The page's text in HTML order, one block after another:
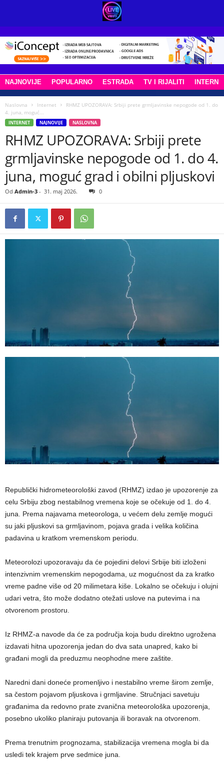
NAJNOVIJE POPULARNO ESTRADA TV I RIJALITI
Naslovna Internet
RHMZ UPOZORAVA: Srbiji prete grmljavinske nepogode od 1. do
4. juna, moguć...
INTERNET NAJNOVIJE NASLOVNA
RHMZ UPOZORAVA: Srbiji prete
grmljavinske nepogode od 1. do 4.
juna, moguć grad i obilni pljuskovi
Od Admin-3 - 31. maj 2026. 0
Republički hidrometeorološki zavod (RHMZ) izdao je upozorenje za
celu Srbiju zbog nestabilnog vremena koje se očekuje od 1. do 4.
juna. Prema najavama meteorologa, u većem delu zemlje mogući
su jaki pljuskovi sa grmljavinom, pojava grada i velika količina
padavina u kratkom vremenskom periodu.
Meteorolozi upozoravaju da će pojedini delovi Srbije biti izloženi
intenzivnim vremenskim nepogodama, uz mogućnost da za kratko
vreme padne više od 20 milimetara kiše. Lokalno se očekuju i olujni
udari vetra, što može dodatno otežati uslove na putevima i na
otvorenom prostoru.
Iz RHMZ-a navode da će za područja koja budu direktno ugrožena
izdavati hitna upozorenja jedan do dva sata unapred, kako bi
građani mogli da preduzmu neophodne mere zaštite.
Naredni dani doneće promenljivo i nestabilno vreme širom zemlje,
sa čestom pojavom pljuskova i grmljavine. Stručnjaci savetuju
građanima da redovno prate zvanična meteorološka upozorenja,
posebno ukoliko planiraju putovanja ili boravak na otvorenom.
Prema trenutnim prognozama, stabilizacija vremena mogla bi da
usledi tek krajem prve sedmice juna.